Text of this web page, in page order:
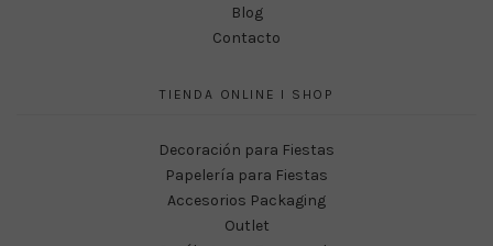
Blog
Contacto
TIENDA ONLINE I SHOP
Decoración para Fiestas
Papelería para Fiestas
Accesorios Packaging
Outlet